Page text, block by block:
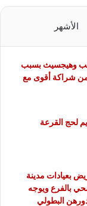
الأشهر
وهيجسيث بسبب
شراكة أقوى مع
لحج القرعة
بعيادات مدينة
بالفرع ويوجه
البطولي